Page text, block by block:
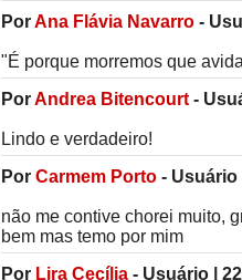
PorAna Flávia Navarro -
"É porque morremos que
PorAndrea Bitencourt -
Lindo e verdadeiro!
Por Carmem Porto - Usuário
não me contive chorei muito,
bem mas temo por mim
Por Lira Cecília - Usuário